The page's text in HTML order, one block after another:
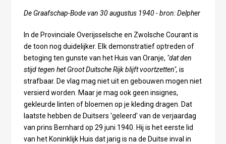
De Graafschap-Bode van 30 augustus 1940 - bron: Delpher
In de Provinciale Overijsselsche en Zwolsche Courant is
de toon nog duidelijker. Elk demonstratief optreden of
betoging ten gunste van het Huis van Oranje, "dat den
stijd tegen het Groot Duitsche Rijk blijft voortzetten", is
strafbaar. De vlag mag niet uit en gebouwen mogen niet
versierd worden. Maar je mag ook geen insignes,
gekleurde linten of bloemen op je kleding dragen. Dat
laatste hebben de Duitsers 'geleerd' van de verjaardag
van prins Bernhard op 29 juni 1940. Hij is het eerste lid
van het Koninklijk Huis dat jarig is na de Duitse inval in